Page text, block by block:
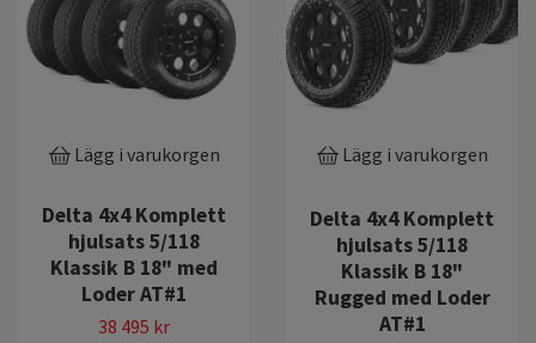
Lägg i varukorgen
Delta 4x4 Komplett
hjulsats 5/118
Klassik B 18" med
Loder AT#1
38 495 kr
Lägg i varukorgen
Delta 4x4 Komplett
hjulsats 5/118
Klassik B 18"
Rugged med Loder
AT#1